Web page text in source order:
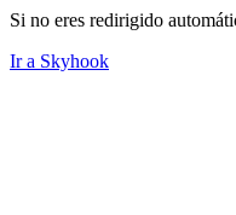
Si no eres redirigido
Ir a Skyhook